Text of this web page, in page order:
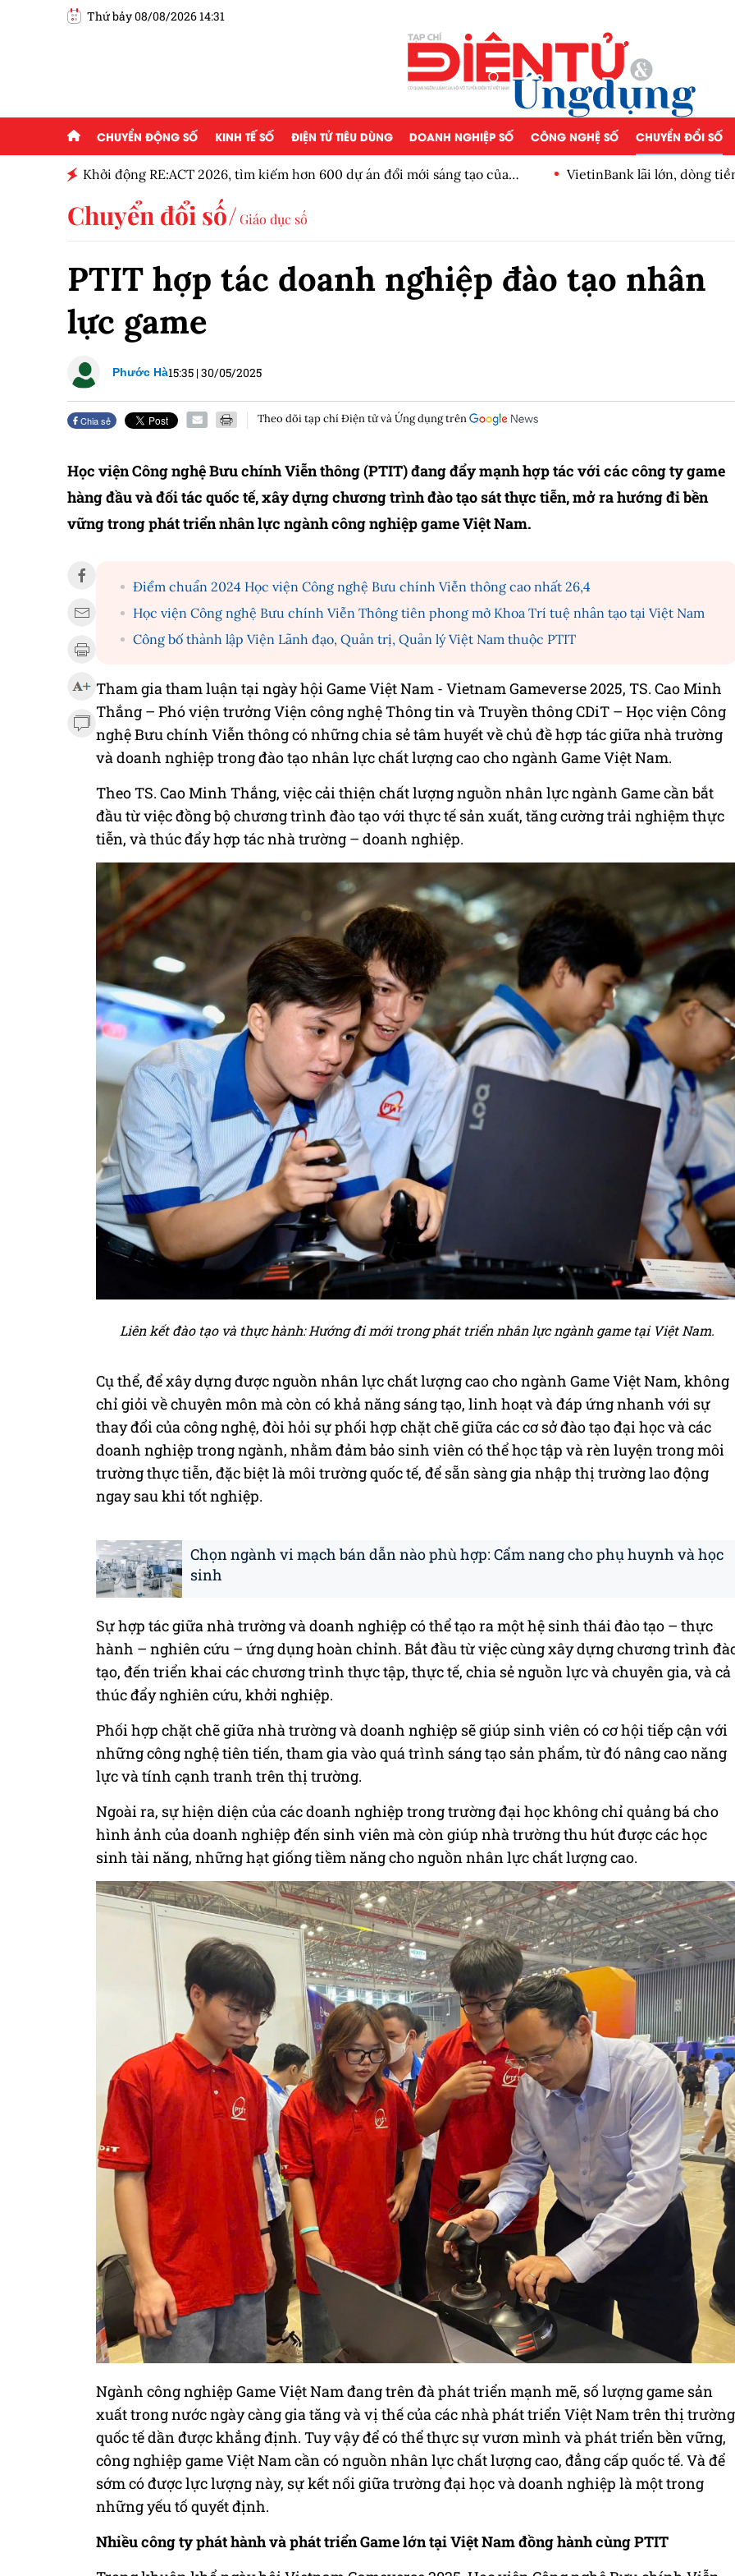
Thứ bảy 08/08/2026 14:31
CHUYỂN ĐỘNG SỐ KINH TẾ SỐ ĐIỆN TỬ TIÊU DÙNG DOANH NGHIỆP SỐ CÔNG NGHỆ SỐ CHUYỂN ĐỔI SỐ
Khởi động RE:ACT 2026, tìm kiếm hơn 600 dự án đổi mới sáng tạo của
VietinBank lãi lớn, dòng
Chuyển đổi số Giáo dục số
PTIT hợp tác doanh nghiệp đào tạo nhân
lực game
Phước Hà15:35 |30/05/2025
Chia sẻ Theo dõi tạp chí Điện tử và Ứng dụng trên
Học viện Công nghệ Bưu chính Viễn thông (PTIT) đang đẩy mạnh hợp tác với các công ty game
hàng đầu và đối tác quốc tế, xây dựng chương trình đào tạo sát thực tiễn, mở ra hướng đi bền
vững trong phát triển nhân lực ngành công nghiệp game Việt Nam.
Điểm chuẩn 2024 Học viện Công nghệ Bưu chính Viễn thông cao nhất 26,4
Học viện Công nghệ Bưu chính Viễn Thông tiên phong mở Khoa Trí tuệ nhân tạo tại Việt Nam
Công bố thành lập Viện Lãnh đạo, Quản trị, Quản lý Việt Nam thuộc PTIT
Tham gia tham luận tại ngày hội Game Việt Nam - Vietnam Gameverse 2025, TS. Cao Minh
Thắng – Phó viện trưởng Viện công nghệ Thông tin và Truyền thông CDiT – Học viện Công
nghệ Bưu chính Viễn thông có những chia sẻ tâm huyết về chủ đề hợp tác giữa nhà trường
và doanh nghiệp trong đào tạo nhân lực chất lượng cao cho ngành Game Việt Nam.
Theo TS. Cao Minh Thắng, việc cải thiện chất lượng nguồn nhân lực ngành Game cần bắt
đầu từ việc đồng bộ chương trình đào tạo với thực tế sản xuất, tăng cường trải nghiệm thực
tiễn, và thúc đẩy hợp tác nhà trường – doanh nghiệp.
Liên kết đào tạo và thực hành: Hướng đi mới trong phát triển nhân lực ngành game tại Việt Nam.
Cụ thể, để xây dựng được nguồn nhân lực chất lượng cao cho ngành Game Việt Nam, không
chỉ giỏi về chuyên môn mà còn có khả năng sáng tạo, linh hoạt và đáp ứng nhanh với sự
thay đổi của công nghệ, đòi hỏi sự phối hợp chặt chẽ giữa các cơ sở đào tạo đại học và các
doanh nghiệp trong ngành, nhằm đảm bảo sinh viên có thể học tập và rèn luyện trong môi
trường thực tiễn, đặc biệt là môi trường quốc tế, để sẵn sàng gia nhập thị trường lao động
ngay sau khi tốt nghiệp.
Chọn ngành vi mạch bán dẫn nào phù hợp: Cẩm nang cho phụ huynh và học
sinh
Sự hợp tác giữa nhà trường và doanh nghiệp có thể tạo ra một hệ sinh thái đào tạo – thực
hành – nghiên cứu – ứng dụng hoàn chỉnh. Bắt đầu từ việc cùng xây dựng chương trình
tạo, đến triển khai các chương trình thực tập, thực tế, chia sẻ nguồn lực và chuyên gia, và cả
thúc đẩy nghiên cứu, khởi nghiệp.
Phối hợp chặt chẽ giữa nhà trường và doanh nghiệp sẽ giúp sinh viên có cơ hội tiếp cận với
những công nghệ tiên tiến, tham gia vào quá trình sáng tạo sản phẩm, từ đó nâng cao năng
lực và tính cạnh tranh trên thị trường.
Ngoài ra, sự hiện diện của các doanh nghiệp trong trường đại học không chỉ quảng bá cho
hình ảnh của doanh nghiệp đến sinh viên mà còn giúp nhà trường thu hút được các học
sinh tài năng, những hạt giống tiềm năng cho nguồn nhân lực chất lượng cao.
Ngành công nghiệp Game Việt Nam đang trên đà phát triển mạnh mẽ, số lượng game sản
xuất trong nước ngày càng gia tăng và vị thế của các nhà phát triển Việt Nam trên thị trường
quốc tế dần được khẳng định. Tuy vậy để có thể thực sự vươn mình và phát triển bền vững,
công nghiệp game Việt Nam cần có nguồn nhân lực chất lượng cao, đẳng cấp quốc tế. Và để
sớm có được lực lượng này, sự kết nối giữa trường đại học và doanh nghiệp là một trong
những yếu tố quyết định.
Nhiều công ty phát hành và phát triển Game lớn tại Việt Nam đồng hành cùng PTIT